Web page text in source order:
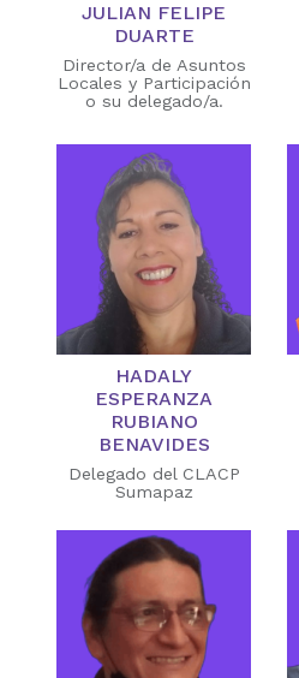
JULIAN FELIPE
DUARTE
Director/a de Asuntos
Locales y Participación
o su delegado/a.
HADALY
ESPERANZA
RUBIANO
BENAVIDES
Delegado del CLACP
Sumapaz